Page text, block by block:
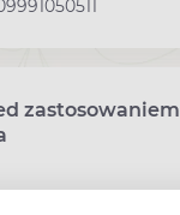
zastosowaniem